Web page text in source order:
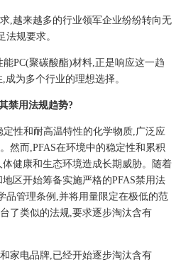
,越来越多的行业领军企业纷纷转向无
法规要求。
PC(聚碳酸酯)材料,正是响应这一趋
为多个行业的理想选择。
禁用法规趋势?
定性和耐高温特性的化学物质,广泛应
然而,PFAS在环境中的稳定性和累积
健康和生态环境造成长期威胁。随着
区开始筹备实施严格的PFAS禁用法
品管理条例,并将用量限定在极低的范
了类似的法规,要求逐步淘汰含有
家电品牌,已经开始逐步淘汰含有